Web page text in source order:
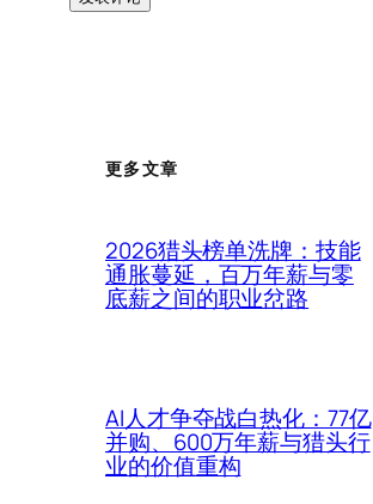
更多文章
2026猎头榜单洗牌：技能
通胀蔓延，百万年薪与零
底薪之间的职业岔路
AI人才争夺战白热化：77亿
并购、600万年薪与猎头行
业的价值重构